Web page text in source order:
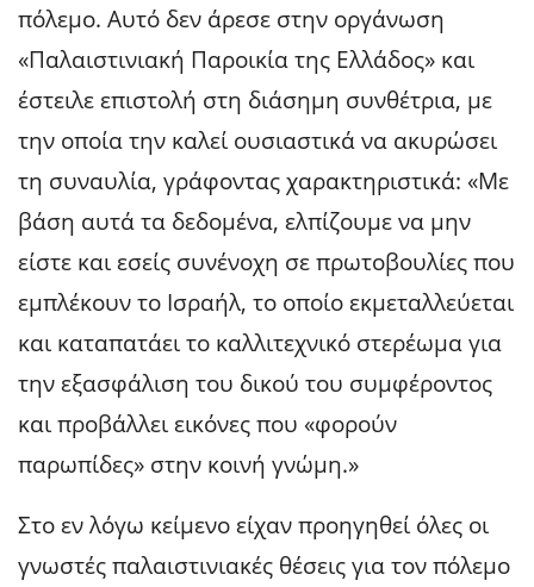
πόλεμο. Αυτό δεν άρεσε στην οργάνωση
«Παλαιστινιακή Παροικία της Ελλάδος» και
έστειλε επιστολή στη διάσημη συνθέτρια, με
την οποία την καλεί ουσιαστικά να ακυρώσει
τη συναυλία, γράφοντας χαρακτηριστικά: «Με
βάση αυτά τα δεδομένα, ελπίζουμε να μην
είστε και εσείς συνένοχη σε πρωτοβουλίες που
εμπλέκουν το Ισραήλ, το οποίο εκμεταλλεύεται
και καταπατάει το καλλιτεχνικό στερέωμα για
την εξασφάλιση του δικού του συμφέροντος
και προβάλλει εικόνες που «φορούν
παρωπίδες» στην κοινή γνώμη.»
Στο εν λόγω κείμενο είχαν προηγηθεί όλες οι
γνωστές παλαιστινιακές θέσεις για τον πόλεμο